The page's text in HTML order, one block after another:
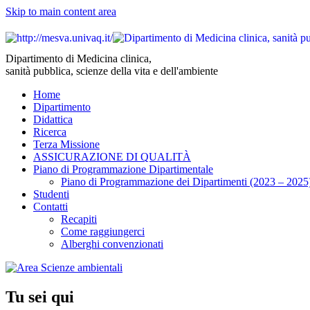
Skip to main content area
Dipartimento di Medicina clinica,
sanità pubblica, scienze della vita e dell'ambiente
Home
Dipartimento
Didattica
Ricerca
Terza Missione
ASSICURAZIONE DI QUALITÀ
Piano di Programmazione Dipartimentale
Piano di Programmazione dei Dipartimenti (2023 –
Studenti
Contatti
Recapiti
Come raggiungerci
Alberghi convenzionati
Tu sei qui